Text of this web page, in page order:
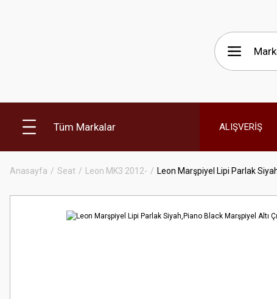
Tüm Markalar ALIŞVERİŞ
Anasayfa Seat Leon MK3 2012- Leon Marşpiyel Lipi Parlak